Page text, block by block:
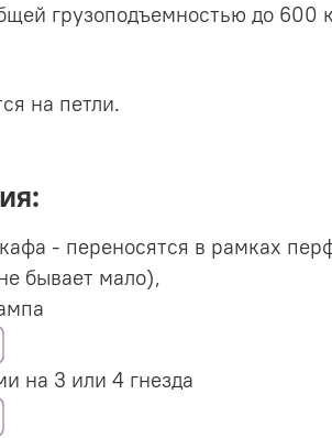
грузоподъемностью до 600
на петли.
- переносятся в рамках
бывает мало),
на 3 или 4 гнезда